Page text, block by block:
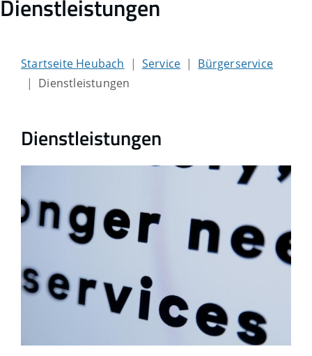
Dienstleistungen
Startseite Heubach Service
Bürgerservice
Dienstleistungen
Dienstleistungen